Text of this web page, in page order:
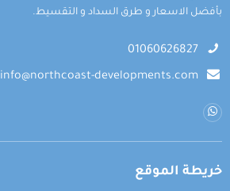
بأفضل الاسعار و طرق السداد و التقسيط.
01060626827
info@northcoast-developments.com
خريطة الموقع